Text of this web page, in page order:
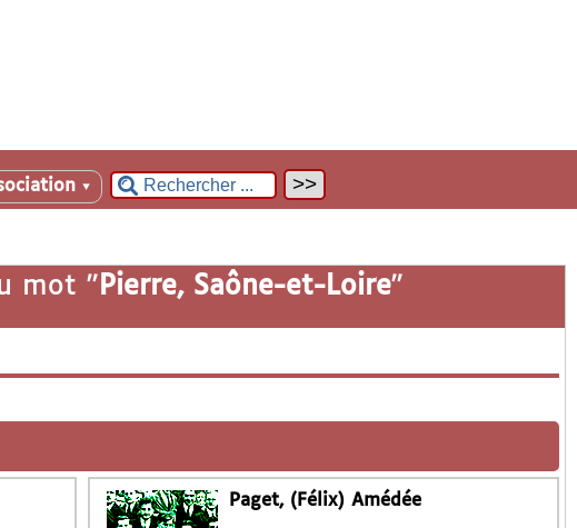
▼
mot " Pierre, Saône-et-Loire"
Paget, (Félix) Amédée